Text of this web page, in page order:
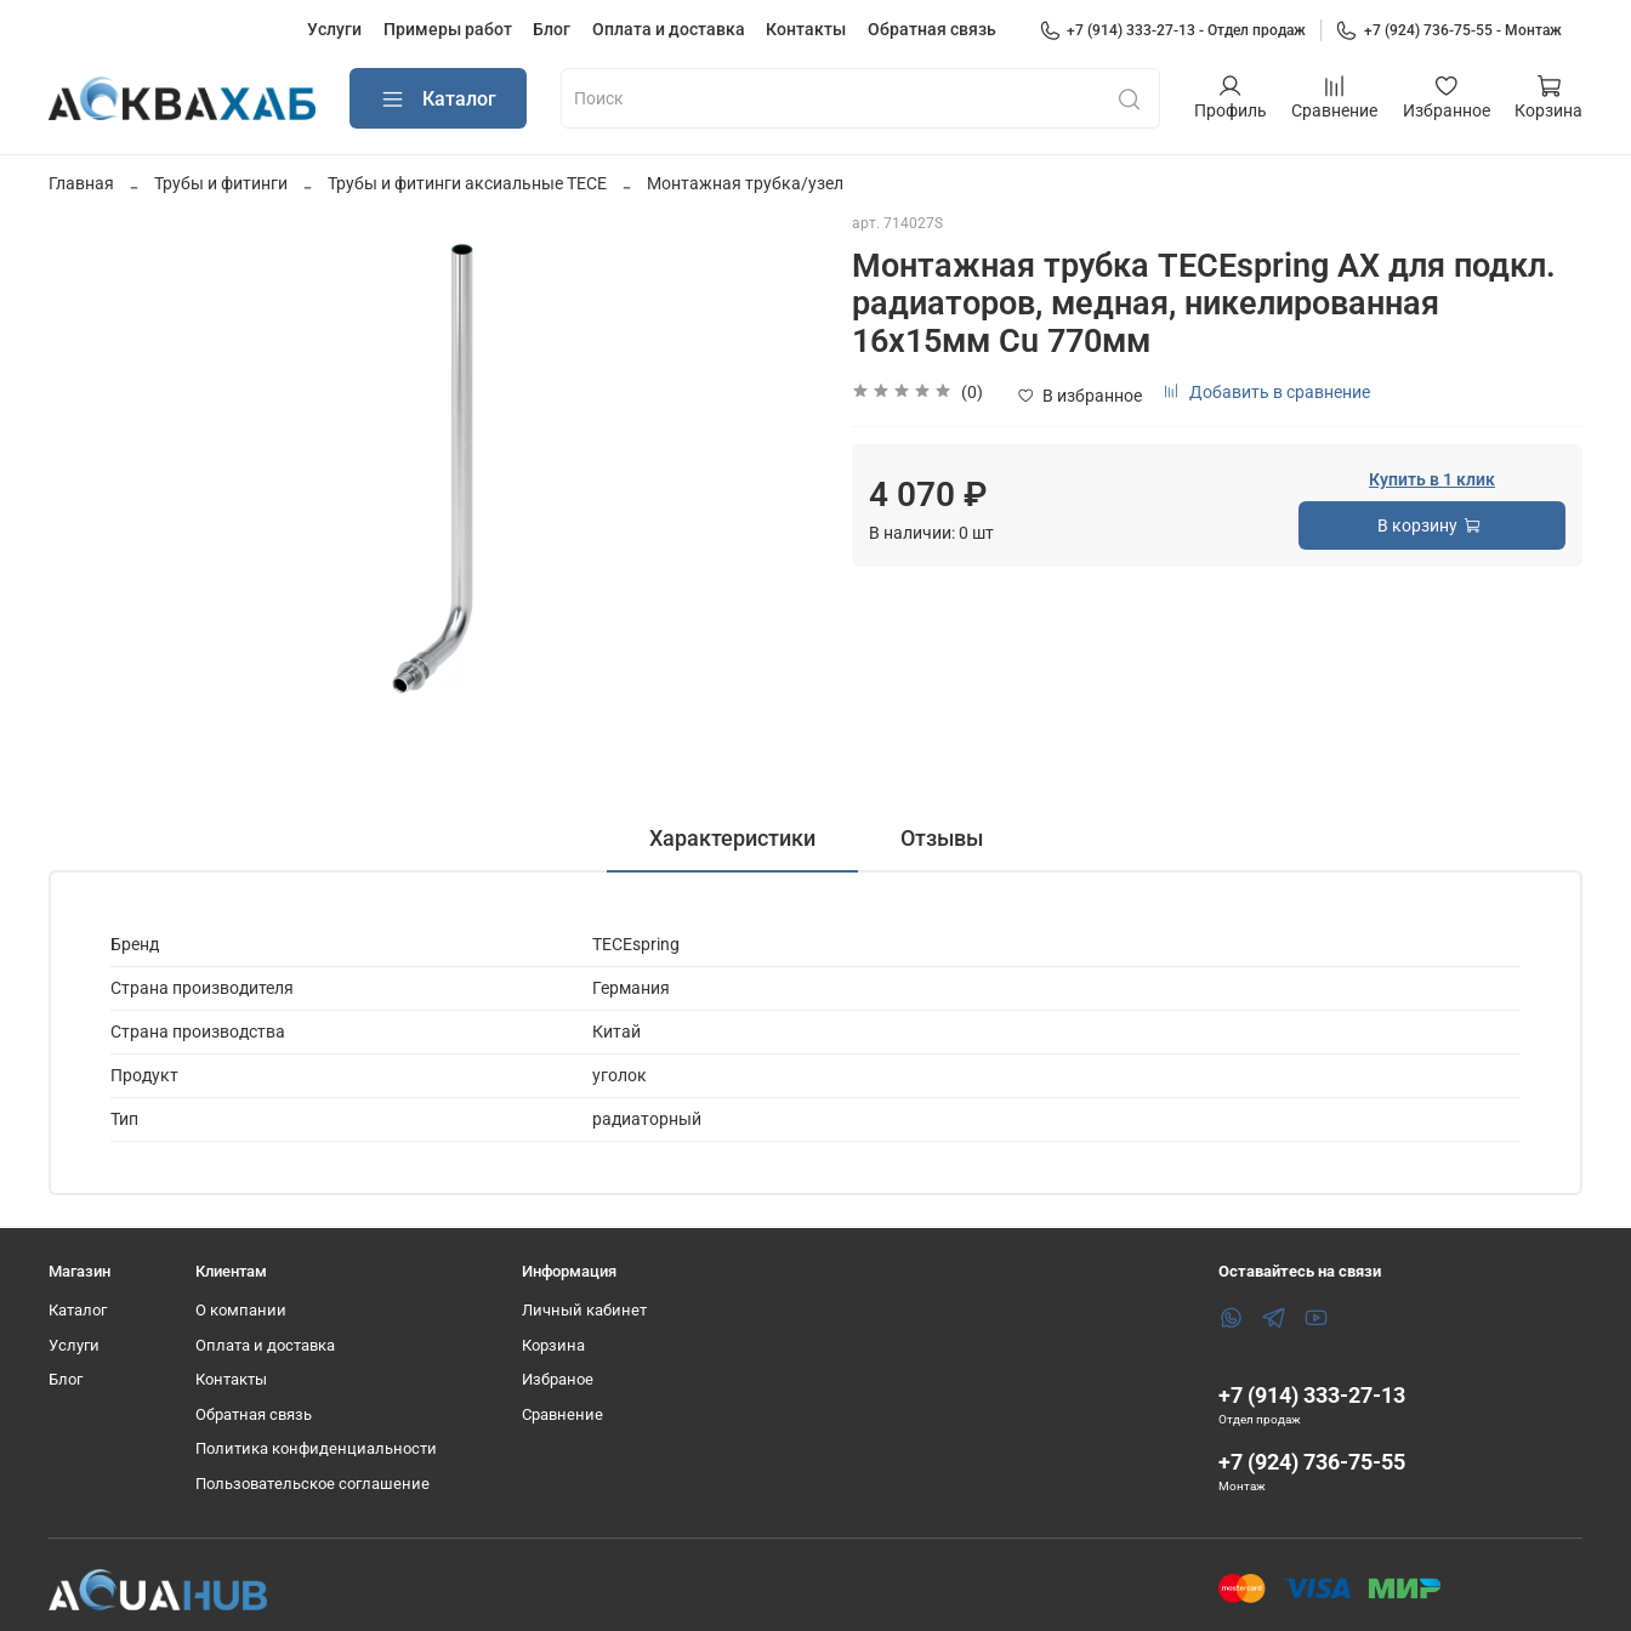
Услуги Примеры работ Блог Оплата и доставка Контакты Обратная связь +7 (914) 333-27-13 - Отдел продаж +7 (924) 736-75-55 - Монтаж
Каталог
Профиль Сравнение Избранное Корзина
Главная Трубы и фитинги Трубы и фитинги аксиальные TECE Монтажная трубка/узел
арт. 714027S
Монтажная трубка TECEspring AX для подкл.
радиаторов, медная, никелированная
16х15мм Cu 770мм
(0) В избранное Добавить в сравнение
4 070 ₽
В наличии:0 шт
Купить в 1 клик
В корзину
Характеристики Отзывы
Бренд TECEspring
Страна производителя Германия
Страна производства Китай
Продукт уголок
Тип радиаторный
Магазин
Каталог
Услуги
Блог
Клиентам
О компании
Оплата и доставка
Контакты
Обратная связь
Политика конфиденциальности
Пользовательское соглашение
Информация
Личный кабинет
Корзина
Избраное
Сравнение
Оставайтесь на связи
+7 (914) 333-27-13
Отдел продаж
+7 (924) 736-75-55
Монтаж